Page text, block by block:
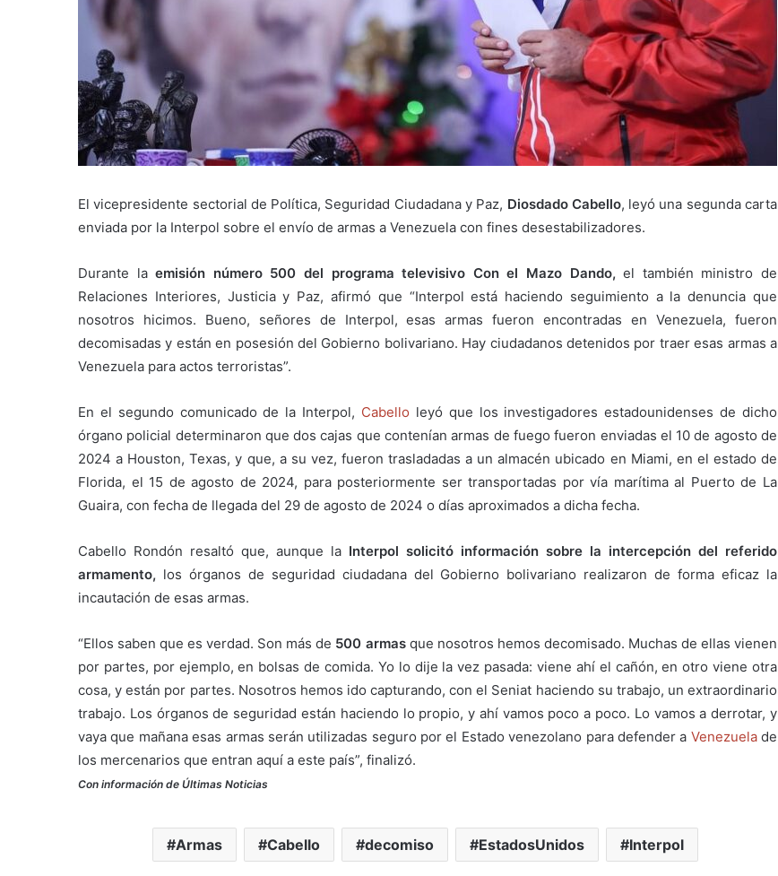
El vicepresidente sectorial de Política, Seguridad Ciudadana y Paz, Diosdado Cabello, leyó una segunda carta
enviada por la Interpol sobre el envío de armas a Venezuela con fines desestabilizadores.
Durante laemisión número 500 del programa televisivo Con el Mazo Dando, el también ministro de
Relaciones Interiores, Justicia y Paz, afirmó que “Interpol está haciendo seguimiento a la denuncia que
nosotros hicimos. Bueno, señores de Interpol, esas armas fueron encontradas en Venezuela, fueron
decomisadas y están en posesión del Gobierno bolivariano. Hay ciudadanos detenidos por traer esas armas a
Venezuela para actos terroristas”.
En el segundo comunicado de la Interpol, Cabello leyó que los investigadores estadounidenses de dicho
órgano policial determinaron que dos cajas que contenían armas de fuego fueron enviadas el 10 de agosto de
2024 a Houston, Texas, y que, a su vez, fueron trasladadas a un almacén ubicado en Miami, en el estado de
Florida, el 15 de agosto de 2024, para posteriormente ser transportadas por vía marítima al Puerto de La
Guaira, con fecha de llegada del 29 de agosto de 2024 o días aproximados a dicha fecha.
Cabello Rondón resaltó que, aunque la Interpol solicitó información sobre la intercepción del referido
armamento, los órganos de seguridad ciudadana del Gobierno bolivariano realizaron de forma eficaz la
incautación de esas armas.
“Ellos saben que es verdad. Son más de 500 armasque nosotros hemos decomisado. Muchas de ellas vienen
por partes, por ejemplo, en bolsas de comida. Yo lo dije la vez pasada: viene ahí el cañón, en otro viene otra
cosa, y están por partes. Nosotros hemos ido capturando, con el Seniat haciendo su trabajo, un extraordinario
trabajo. Los órganos de seguridad están haciendo lo propio, y ahí vamos poco a poco. Lo vamos a derrotar, y
vaya que mañana esas armas serán utilizadas seguro por el Estado venezolano para defender a Venezuelade
los mercenarios que entran aquí a este país”, finalizó.
Con información de Últimas Noticias
Armas Cabello decomiso EstadosUnidos Interpol